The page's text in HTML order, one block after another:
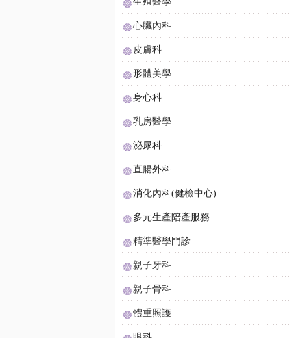
心臟內科
皮膚科
形體美學
身心科
乳房醫學
泌尿科
直腸外科
消化內科(健檢中心)
多元生產陪產服務
精準醫學門診
親子牙科
親子骨科
體重照護